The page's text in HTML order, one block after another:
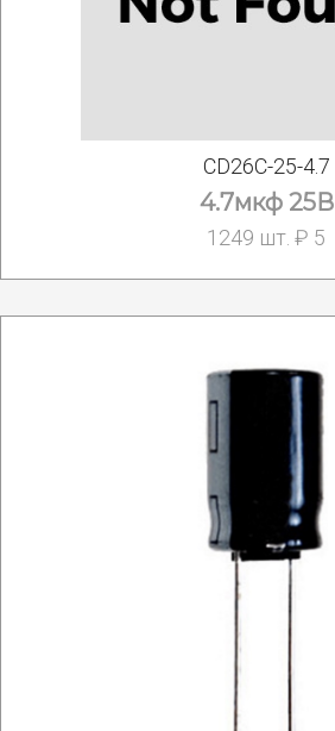
CD26C-25-4.7
4.7мкф 25В
1249 шт. ₽ 5